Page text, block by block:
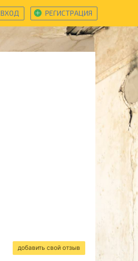
ВХОД РЕГИСТРАЦИЯ
добавить свой отзыв